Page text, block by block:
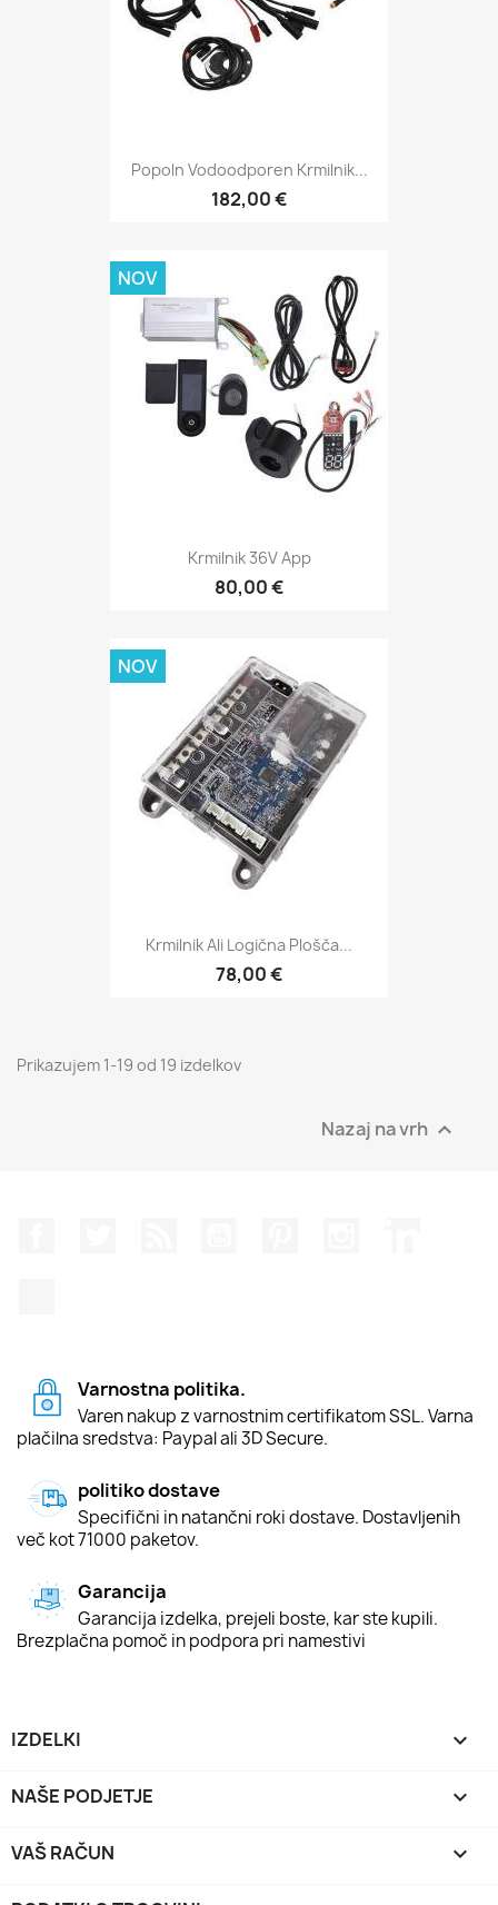
Popoln Vodoodporen Krmilnik...
182,00 €
Krmilnik 36V App
80,00 €
NOV
Krmilnik Ali Logična Plošča...
78,00 €
NOV
Prikazujem 1-19 od 19 izdelkov
Nazaj na vrh 
Varnostna politika.
Varen nakup z varnostnim certifikatom SSL. Varna
plačilna sredstva: Paypal ali 3D Secure.
politiko dostave
Specifični in natančni roki dostave. Dostavljenih
več kot 71000 paketov.
Garancija
Garancija izdelka, prejeli boste, kar ste kupili.
Brezplačna pomoč in podpora pri namestivi
IZDELKI 
NAŠE PODJETJE 
VAŠ RAČUN 